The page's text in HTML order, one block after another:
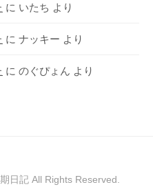
に いたち より
に ナッキー より
に のぐぴょん より
日記 All Rights Reserved.